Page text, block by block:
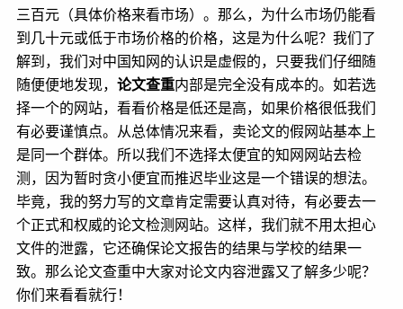
三百元（具体价格来看市场）。那么，为什么市场仍能看
到几十元或低于市场价格的价格，这是为什么呢？我们了
解到，我们对中国知网的认识是虚假的，只要我们仔细随
随便便地发现， 论文查重内部是完全没有成本的。如若选
择一个的网站，看看价格是低还是高，如果价格很低我们
有必要谨慎点。从总体情况来看，卖论文的假网站基本上
是同一个群体。所以我们不选择太便宜的知网网站去检
测，因为暂时贪小便宜而推迟毕业这是一个错误的想法。
毕竟，我的努力写的文章肯定需要认真对待，有必要去一
个正式和权威的论文检测网站。这样，我们就不用太担心
文件的泄露，它还确保论文报告的结果与学校的结果一
致。那么论文查重中大家对论文内容泄露又了解多少呢？
你们来看看就行！